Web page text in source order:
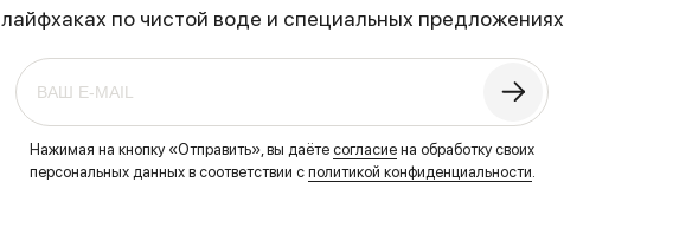
лайфхаках по чистой воде и специальных предложениях
Нажимая на кнопку «Отправить», вы даёте согласие на обработку своих
персональных данных в соответствии с политикой конфиденциальности